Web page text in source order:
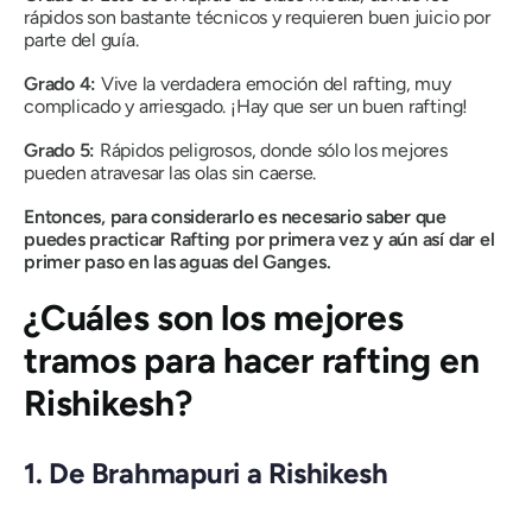
rápidos son bastante técnicos y requieren buen juicio por
parte del guía.
Grado 4: Vive la verdadera emoción del rafting, muy
complicado y arriesgado. ¡Hay que ser un buen rafting!
Grado 5: Rápidos peligrosos, donde sólo los mejores
pueden atravesar las olas sin caerse.
Entonces, para considerarlo es necesario saber que
puedes practicar Rafting por primera vez y aún así dar el
primer paso en las aguas del Ganges.
¿Cuáles son los mejores
tramos para hacer rafting en
Rishikesh?
1. De Brahmapuri a Rishikesh